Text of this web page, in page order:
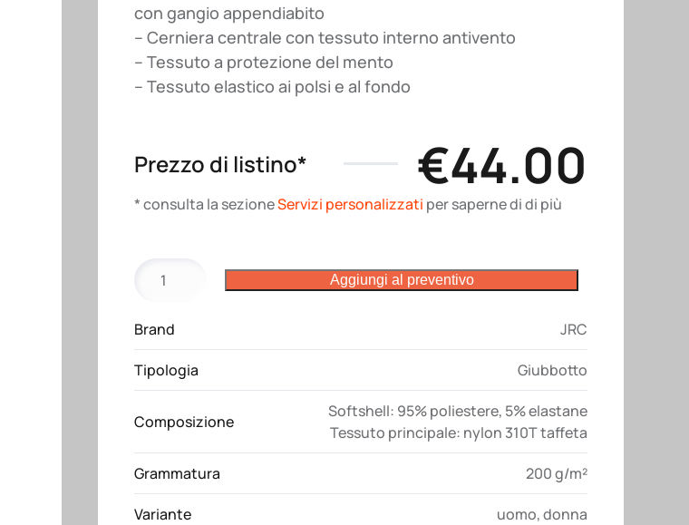
con gangio appendiabito
– Cerniera centrale con tessuto interno antivento
– Tessuto a protezione del mento
– Tessuto elastico ai polsi e al fondo
Prezzo di listino* €44.00
* consulta la sezioneServizi personalizzati per saperne di di più
Heidelberg
quantità
Aggiungi al preventivo
Brand JRC
Tipologia Giubbotto
Composizione
Softshell: 95% poliestere, 5% elastane
Tessuto principale: nylon 310T taffeta
Grammatura 200 g/m²
Variante uomo,donna